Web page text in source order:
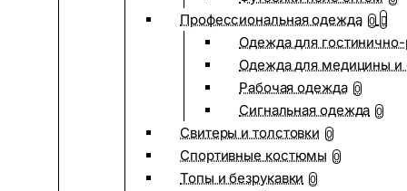
Профессиональная одежда 0
Одежда для
Одежда для медицины и
Рабочая одежда 0
Сигнальная одежда 0
Свитеры и толстовки 0
Спортивные костюмы 0
Топы и безрукавки 0